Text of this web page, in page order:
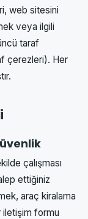
web sitesini
veya ilgili
taraf
çerezleri). Her
çalışması
ettiğiniz
araç kiralama
formu